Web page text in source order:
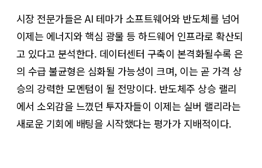
시장 전문가들은 AI 테마가 소프트웨어와 반도체를 넘어
이제는 에너지와 핵심 광물 등 하드웨어 인프라로 확산되
고 있다고 분석한다. 데이터센터 구축이 본격화될수록 은
의 수급 불균형은 심화될 가능성이 크며, 이는 곧 가격 상
승의 강력한 모멘텀이 될 전망이다. 반도체주 상승 랠리
에서 소외감을 느꼈던 투자자들이 이제는 실버 랠리라는
새로운 기회에 배팅을 시작했다는 평가가 지배적이다.